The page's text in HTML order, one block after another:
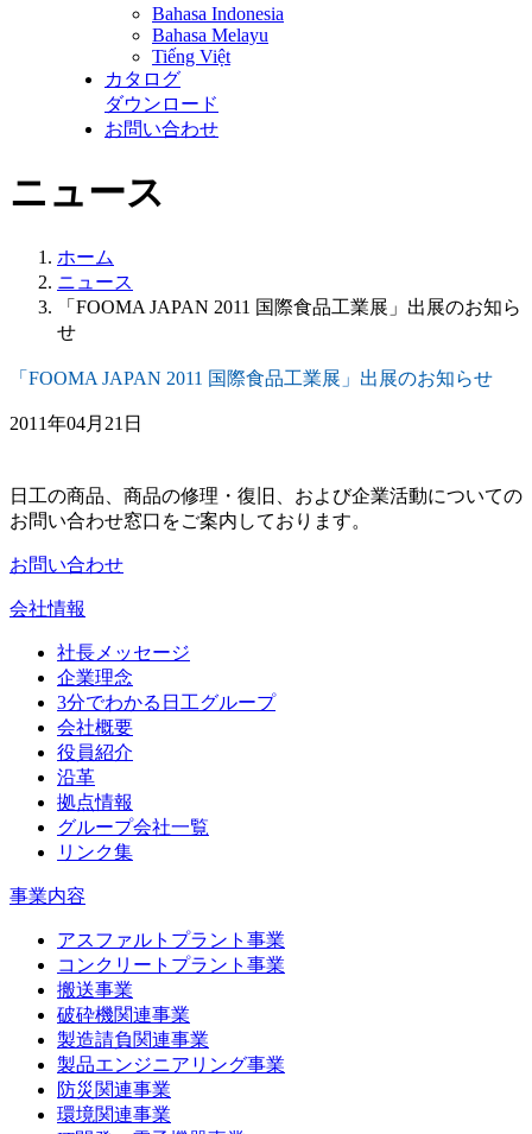
Bahasa Indonesia
Bahasa Melayu
Tiếng Việt
カタログ
ダウンロード
お問い合わせ
ニュース
ホーム
ニュース
「FOOMA JAPAN 2011 国際食品工業展」出展のお知ら
せ
「FOOMA JAPAN 2011 国際食品工業展」出展のお知らせ
2011年04月21日
日工の商品、商品の修理・復旧、および企業活動についての
お問い合わせ窓口をご案内しております。
お問い合わせ
会社情報
社長メッセージ
企業理念
3分でわかる日工グループ
会社概要
役員紹介
沿革
拠点情報
グループ会社一覧
リンク集
事業内容
アスファルトプラント事業
コンクリートプラント事業
搬送事業
破砕機関連事業
製造請負関連事業
製品エンジニアリング事業
防災関連事業
環境関連事業